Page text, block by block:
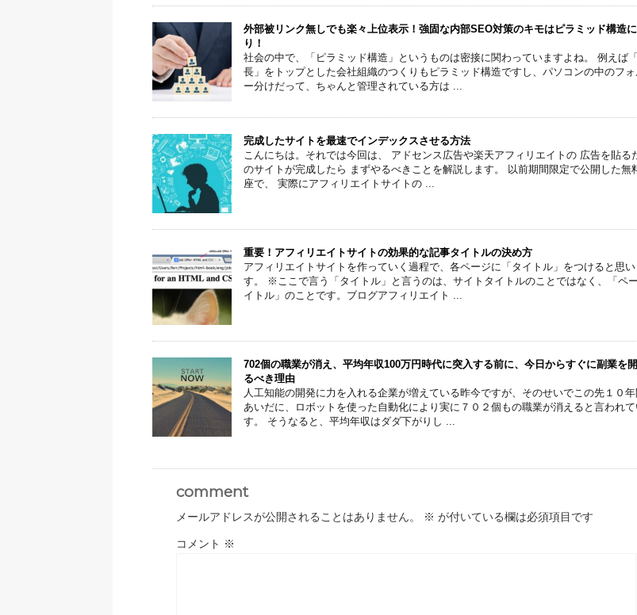
外部被リンク無しでも楽々上位表示！強固な内部SEO対策のキモはピラミッド構造
り！
社会の中で、「ピラミッド構造」というものは密接に関わっていますよね。 例えば
長」をトップとした会社組織のつくりもピラミッド構造ですし、パソコンの中のフ
ー分けだって、ちゃんと管理されている方は ...
完成したサイトを最速でインデックスさせる方法
こんにちは。それでは今回は、 アドセンス広告や楽天アフィリエイトの 広告を貼る
のサイトが完成したら まずやるべきことを解説します。 以前期間限定で公開した無
座で、 実際にアフィリエイトサイトの ...
重要！アフィリエイトサイトの効果的な記事タイトルの決め方
アフィリエイトサイトを作っていく過程で、各ページに「タイトル」をつけると思い
す。 ※ここで言う「タイトル」と言うのは、サイトタイトルのことではなく、「ペ
イトル」のことです。ブログアフィリエイト ...
702個の職業が消え、平均年収100万円時代に突入する前に、今日からすぐに副業を
るべき理由
人工知能の開発に力を入れる企業が増えている昨今ですが、そのせいでこの先１０
あいだに、ロボットを使った自動化により実に７０２個もの職業が消えると言われて
す。 そうなると、平均年収はダダ下がりし ...
comment
メールアドレスが公開されることはありません。 ※ が付いている欄は必須項目です
コメント ※